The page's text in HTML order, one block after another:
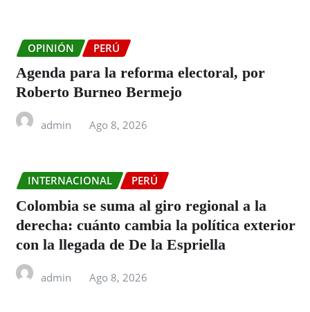
OPINIÓN PERÚ
Agenda para la reforma electoral, por
Roberto Burneo Bermejo
admin Ago 8, 2026
INTERNACIONAL PERÚ
Colombia se suma al giro regional a la
derecha: cuánto cambia la política exterior
con la llegada de De la Espriella
admin Ago 8, 2026